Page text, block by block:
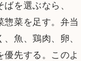
を選ぶなら、
惣菜を足す。弁当
魚、鶏肉、卵、
先する。このよ